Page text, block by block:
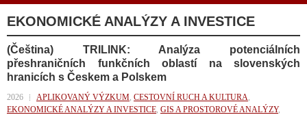
EKONOMICKÉ ANALÝZY A INVESTICE
(Čeština) TRILINK: Analýza potenciálních
přeshraničních funkčních oblastí na slovenských
hranicích s Českem a Polskem
2026 APLIKOVANÝ VÝZKUM, CESTOVNÍ RUCH A KULTURA,
EKONOMICKÉ ANALÝZY A INVESTICE, GIS A PROSTOROVÉ ANALÝZY,